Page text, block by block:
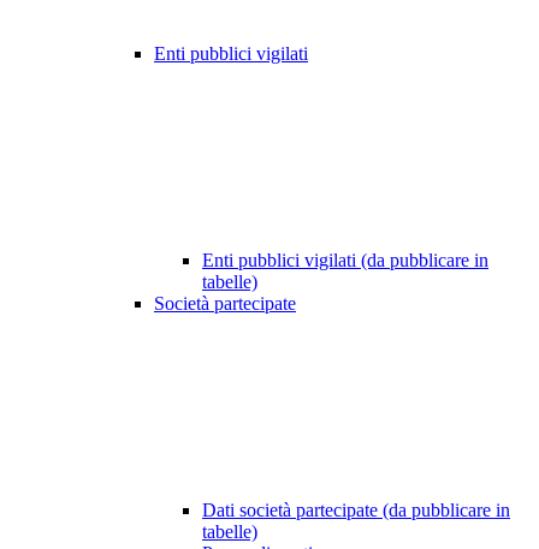
Enti pubblici vigilati
Enti pubblici vigilati (da pubblicare in
tabelle)
Società partecipate
Dati società partecipate (da pubblicare in
tabelle)